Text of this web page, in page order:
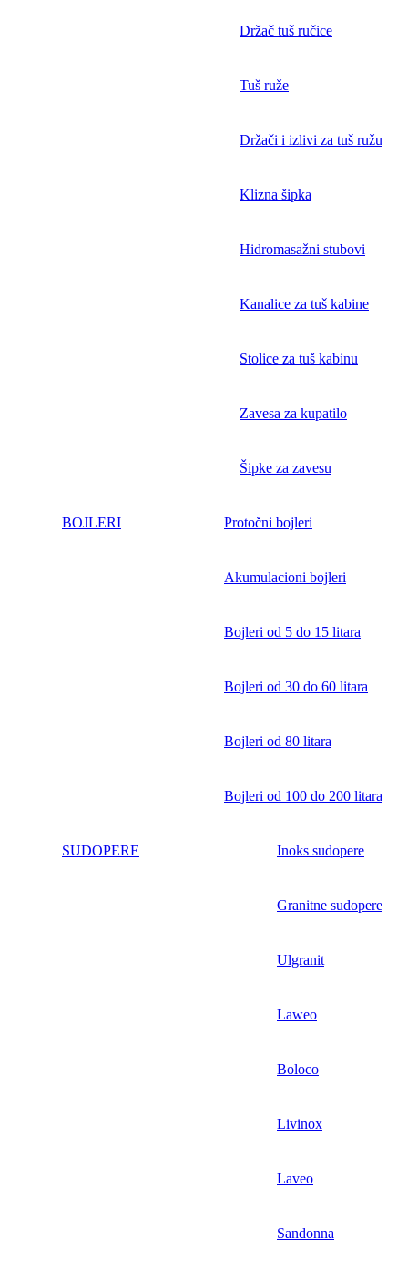
Držač tuš ručice
Tuš ruže
Držači i izlivi za tuš ružu
Klizna šipka
Hidromasažni stubovi
Kanalice za tuš kabine
Stolice za tuš kabinu
Zavesa za kupatilo
Šipke za zavesu
BOJLERI Protočni bojleri
Akumulacioni bojleri
Bojleri od 5 do 15 litara
Bojleri od 30 do 60 litara
Bojleri od 80 litara
Bojleri od 100 do 200 litara
SUDOPERE Inoks sudopere
Granitne sudopere
Ulgranit
Laweo
Boloco
Livinox
Laveo
Sandonna